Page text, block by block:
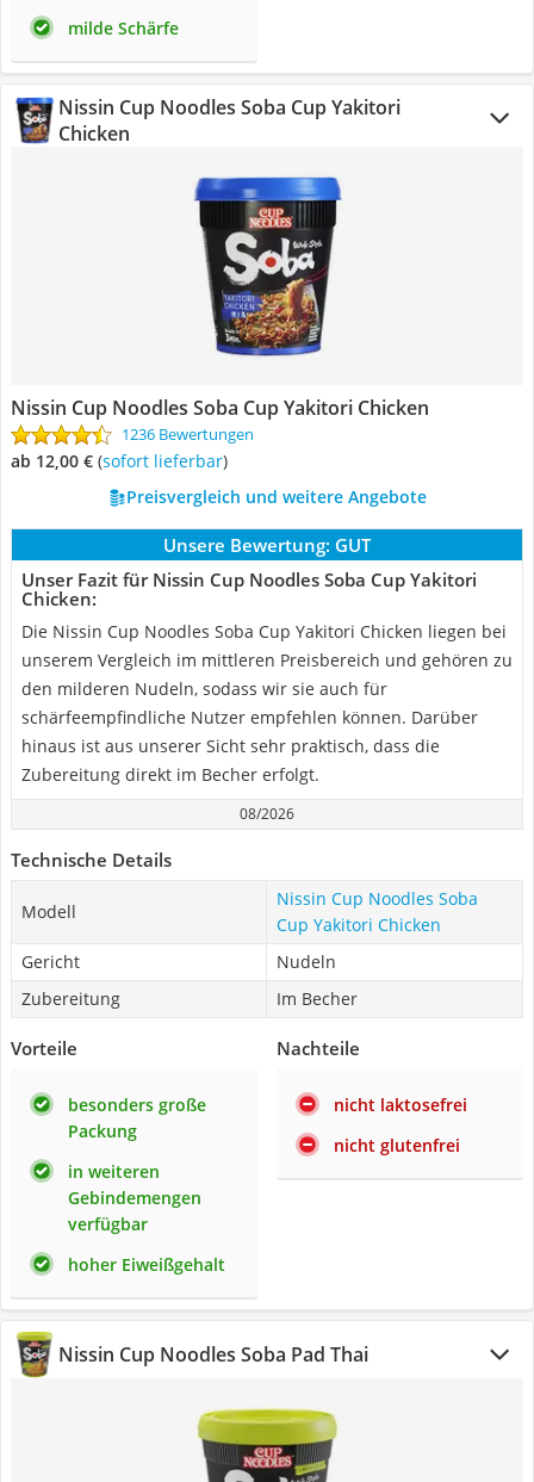
milde Schärfe
Nissin Cup Noodles Soba Cup Yakitori
Chicken
Nissin Cup Noodles Soba Cup Yakitori Chicken
1236 Bewertungen
ab 12,00 € ( Sofort lieferbar)
Preisvergleich und weitere Angebote
Unsere Bewertung: GUT
Unser Fazit für Nissin Cup Noodles Soba Cup Yakitori
Chicken:
Die Nissin Cup Noodles Soba Cup Yakitori Chicken liegen bei
unserem Vergleich im mittleren Preisbereich und gehören zu
den milderen Nudeln, sodass wir sie auch für
schärfeempfindliche Nutzer empfehlen können. Darüber
hinaus ist aus unserer Sicht sehr praktisch, dass die
Zubereitung direkt im Becher erfolgt.
08/2026
Technische Details
Modell
Nissin Cup Noodles Soba
Cup Yakitori Chicken
Gericht
Nudeln
Zubereitung
Im Becher
Vorteile
besonders große
Packung
in weiteren
Gebindemengen
verfügbar
hoher Eiweißgehalt
Nachteile
nicht laktosefrei
nicht glutenfrei
Nissin Cup Noodles Soba Pad Thai